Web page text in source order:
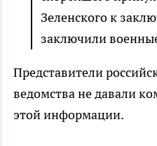
Зеленского к
заключили
Представители
ведомства не давали
этой информации.